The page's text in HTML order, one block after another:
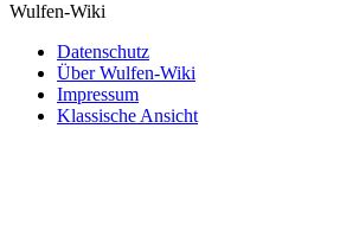
Wulfen-Wiki
Datenschutz
Über Wulfen-Wiki
Impressum
Klassische Ansicht